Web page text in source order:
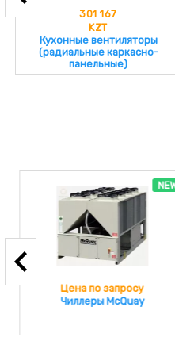
301 167
KZT
Кухонные вентиляторы
(радиальные каркасно-
панельные)
NEW
Цена по запросу
Чиллеры McQuay